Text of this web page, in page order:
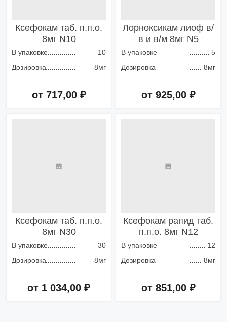
Ксефокам таб. п.п.о.
8мг N10
В упаковке
10
Дозировка
8мг
от 717,00 ₽
Лорноксикам лиоф в/
в и в/м 8мг N5
В упаковке
5
Дозировка
8мг
от 925,00 ₽
Ксефокам таб. п.п.о.
8мг N30
В упаковке
30
Дозировка
8мг
от 1 034,00 ₽
Ксефокам рапид таб.
п.п.о. 8мг N12
В упаковке
12
Дозировка
8мг
от 851,00 ₽